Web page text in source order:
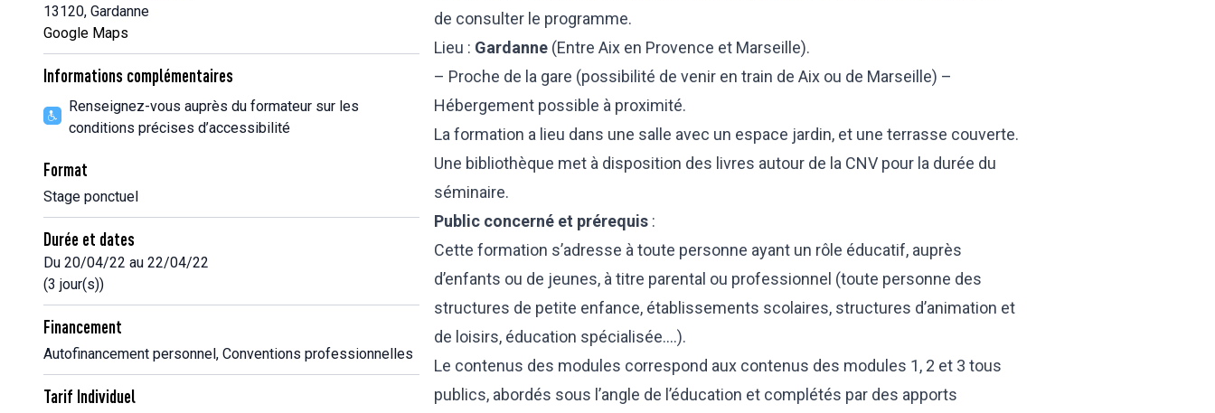
13120, Gardanne
Google Maps
Informations complémentaires
Renseignez-vous auprès du formateur sur les
conditions précises d’accessibilité
Format
Stage ponctuel
Durée et dates
Du 20/04/22 au 22/04/22
(3 jour(s))
Financement
Autofinancement personnel, Conventions professionnelles
Tarif Individuel
de consulter le programme.
Lieu : Gardanne (Entre Aix en Provence et Marseille).
– Proche de la gare (possibilité de venir en train de Aix ou de Marseille) –
Hébergement possible à proximité.
La formation a lieu dans une salle avec un espace jardin, et une terrasse couverte.
Une bibliothèque met à disposition des livres autour de la CNV pour la durée du
séminaire.
Public concerné et prérequis :
Cette formation s’adresse à toute personne ayant un rôle éducatif, auprès
d’enfants ou de jeunes, à titre parental ou professionnel (toute personne des
structures de petite enfance, établissements scolaires, structures d’animation et
de loisirs, éducation spécialisée….).
Le contenus des modules correspond aux contenus des modules 1, 2 et 3 tous
publics, abordés sous l’angle de l’éducation et complétés par des apports